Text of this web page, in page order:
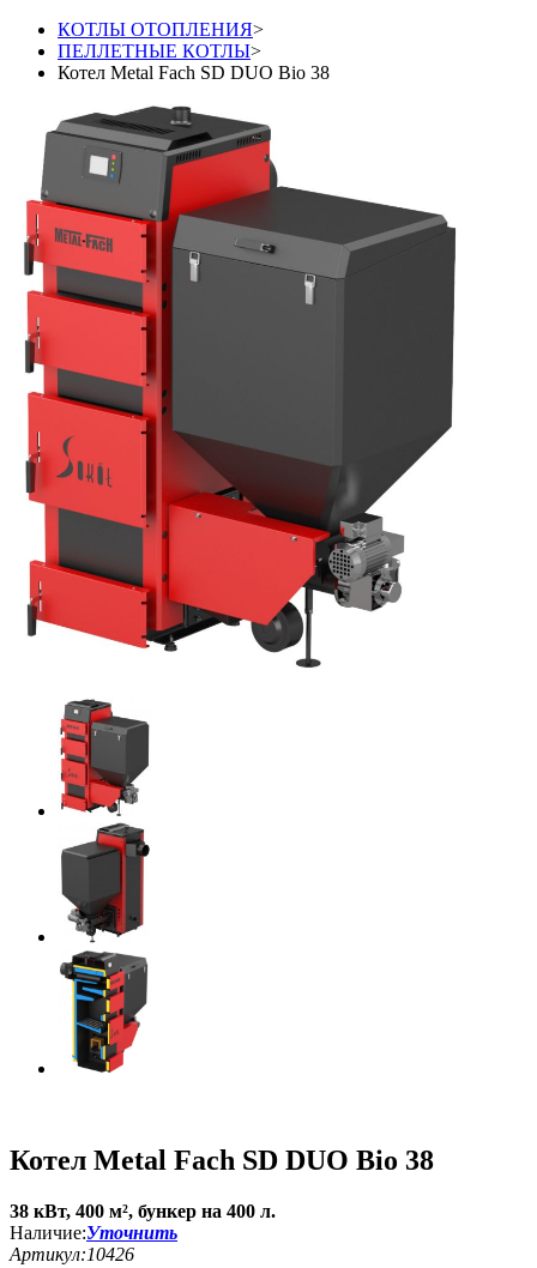
КОТЛЫ ОТОПЛЕНИЯ>
ПЕЛЛЕТНЫЕ КОТЛЫ>
Котел Metal Fach SD DUO Bio 38
Котел Metal Fach SD DUO Bio 38
38 кВт, 400 м², бункер на 400 л.
Наличие:Уточнить
Артикул:10426